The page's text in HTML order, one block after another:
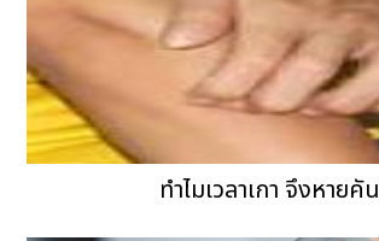
ทำไมเวลาเกา จึงหายคัน